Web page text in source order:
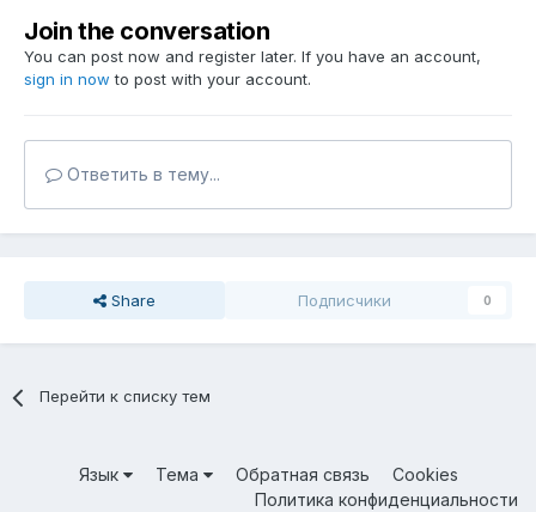
Join the conversation
You can post now and register later. If you have an account,
sign in now to post with your account.
Ответить в тему...
Share Подписчики 0
Перейти к списку тем
Язык Тема Обратная связь
Cookies
Политика конфиденциальности